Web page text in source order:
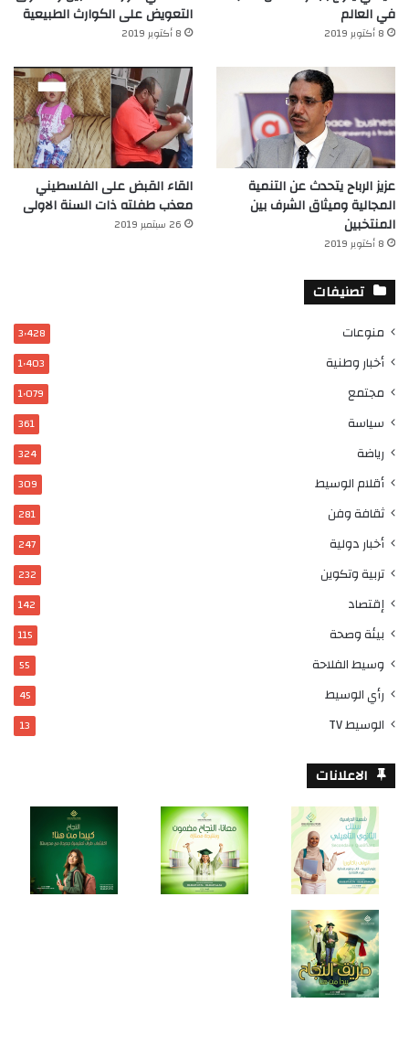
في العالم‎
8 أكتوبر 2019
التعويض على الكوارث الطبيعية
8 أكتوبر 2019
عزيز الرباح يتحدث عن التنمية
المجالية وميثاق الشرف بين
المنتخبين
8 أكتوبر 2019
القاء القبض على الفلسطيني
معذب طفلته ذات السنة الاولى
26 سبتمبر 2019
تصنيفات
منوعات 3٬428
أخبار وطنية 1٬403
مجتمع 1٬079
سياسة 361
رياضة 324
أقلام الوسيط 309
ثقافة وفن 281
أخبار دولية 247
تربية وتكوين 232
إقتصاد 142
بيئة وصحة 115
وسيط الفلاحة 55
رأي الوسيط 45
الوسيط TV 13
الاعلانات